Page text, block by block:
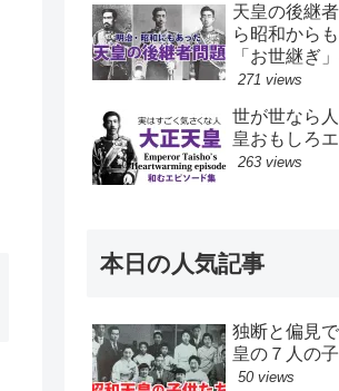
天皇の後継
ら昭和から
「お世継ぎ
271 views
世が世なら
皇おもしろ
263 views
本日の人気記事
独断と偏見
皇の７人の子
50 views